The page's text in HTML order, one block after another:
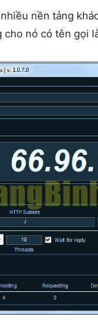
nền tảng
nó có tên gọi